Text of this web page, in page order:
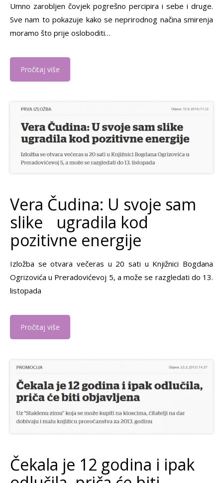
Umno zarobljen čovjek pogrešno percipira i sebe i druge.
Sve nam to pokazuje kako se neprirodnog načina smirenja
moramo što prije osloboditi…
Pročitaj više
Vera Čudina: U svoje sam
slike ugradila kod
pozitivne energije
Izložba se otvara večeras u 20 sati u Knjižnici Bogdana
Ogrizovića u Preradovićevoj 5, a može se razgledati do 13.
listopada
Pročitaj više
Čekala je 12 godina i ipak